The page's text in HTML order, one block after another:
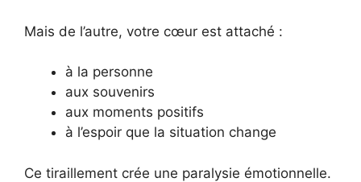
Mais de l’autre, votre cœur est attaché :
à la personne
aux souvenirs
aux moments positifs
à l’espoir que la situation change
Ce tiraillement crée une paralysie émotionnelle.